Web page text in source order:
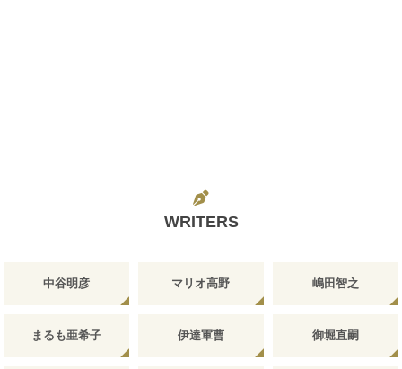
WRITERS
中谷明彦 マリオ高野 嶋田智之
まるも亜希子 伊達軍曹 御堀直嗣